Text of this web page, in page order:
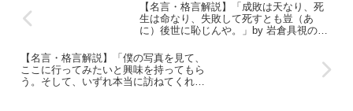
【名言・格言解説】「成敗は天なり、死
生は命なり、失敗して死すとも豈（あ
に）後世に恥じんや。」by 岩倉具視の深
【名言・格言解説】「僕の写真を見て、
ここに行ってみたいと興味を持ってもら
う。そして、いずれ本当に訪ねてくれ